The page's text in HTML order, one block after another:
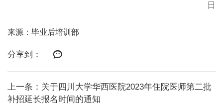
日
来源：毕业后培训部
分享到：
上一条：关于四川大学华西医院2023年住院医师第二批
补招延长报名时间的通知